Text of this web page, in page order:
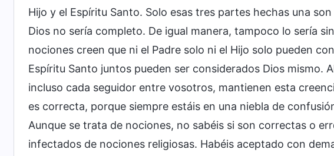
Hijo y el Espíritu Santo. Solo esas tres partes hechas una
Dios no sería completo. De igual manera, tampoco lo sería
nociones creen que ni el Padre solo ni el Hijo solo pueden
Espíritu Santo juntos pueden ser considerados Dios mismo.
incluso cada seguidor entre vosotros, mantienen esta
es correcta, porque siempre estáis en una niebla de
Aunque se trata de nociones, no sabéis si son correctas o
infectados de nociones religiosas. Habéis aceptado con